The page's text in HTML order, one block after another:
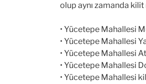
olup aynı zamanda
• Yücetepe Mahallesi
• Yücetepe Mahallesi
• Yücetepe Mahallesi
• Yücetepe Mahallesi
• Yücetepe Mahallesi